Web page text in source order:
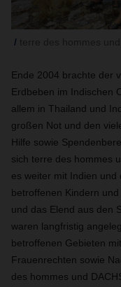
Ende 2004 brachte der
Erdbeben im Indischen
allem in Thailand und
großen Not und den
Hilfe sowie
sich terre des hommes
es weiter mit Indien und
betroffenen Kindern
und das Elend aus den
waren langfristig
betroffenen Gebieten
Frauenrechten sowie
des hommes und